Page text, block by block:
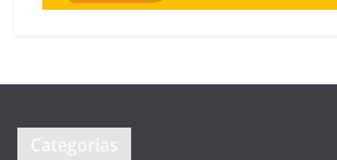
Categorias